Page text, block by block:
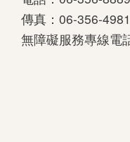
傳真：06-356-4981
無障礙服務專線電